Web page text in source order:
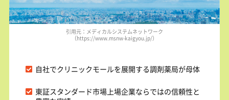
引用元：メディカルシステムネットワーク
（https://www.msnw-kaigyou.jp/）
自社でクリニックモールを展開する調剤薬局が母体
東証スタンダード市場上場企業ならではの信頼性と